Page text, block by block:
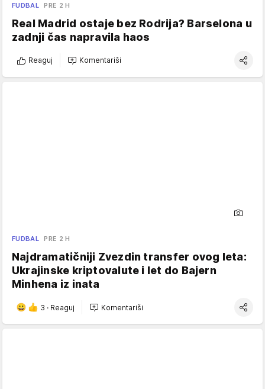
FUDBAL PRE 2 H
Real Madrid ostaje bez Rodrija? Barselona u
zadnji čas napravila haos
Reaguj Komentariši
FUDBAL PRE 2 H
Najdramatičniji Zvezdin transfer ovog leta:
Ukrajinske kriptovalute i let do Bajern
Minhena iz inata
3 · Reaguj Komentariši